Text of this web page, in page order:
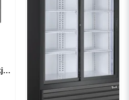
Drickakyl 1500 L /3 skjutdörrar P1500WA